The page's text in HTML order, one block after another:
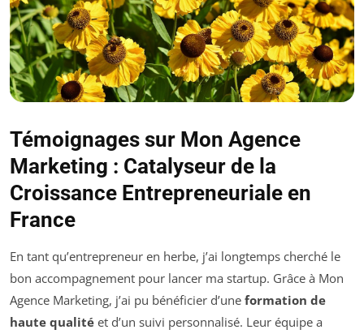
Témoignages sur Mon Agence
Marketing : Catalyseur de la
Croissance Entrepreneuriale en
France
En tant qu’entrepreneur en herbe, j’ai longtemps cherché le
bon accompagnement pour lancer ma startup. Grâce à Mon
Agence Marketing, j’ai pu bénéficier d’une formation de
haute qualité et d’un suivi personnalisé. Leur équipe a